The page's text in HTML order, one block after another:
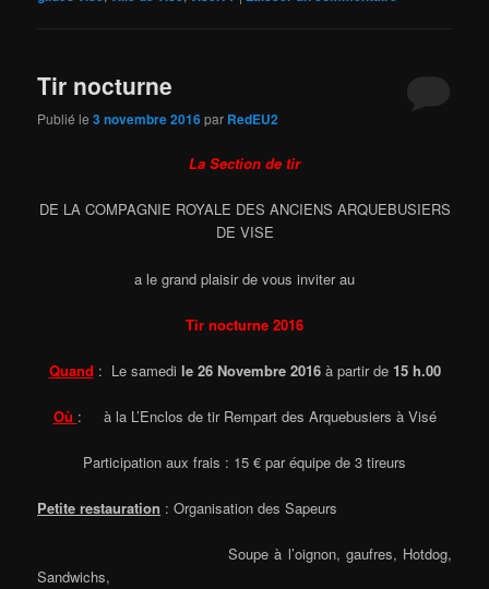
Tir nocturne
Publié le3 novembre 2016par RedEU2
La Section de tir
DE LA COMPAGNIE ROYALE DES ANCIENS ARQUEBUSIERS
DE VISE
a le grand plaisir de vous inviter au
Tir nocturne 2016
Quand : Le samedi le 26 Novembre 2016à partir de 15 h.00
Où : à la L’Enclos de tir Rempart des Arquebusiers à Visé
Participation aux frais : 15 € par équipe de 3 tireurs
Petite restauration : Organisation des Sapeurs
Soupe à l’oignon, gaufres, Hotdog,
Sandwichs,